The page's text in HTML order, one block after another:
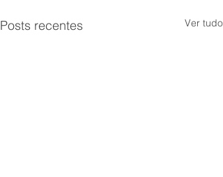
Posts recentes Ver tudo